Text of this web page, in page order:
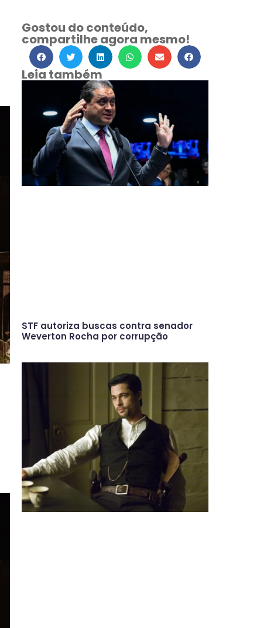
Gostou do conteúdo,
compartilhe agora mesmo!
Leia também
STF autoriza buscas contra senador
Weverton Rocha por corrupção